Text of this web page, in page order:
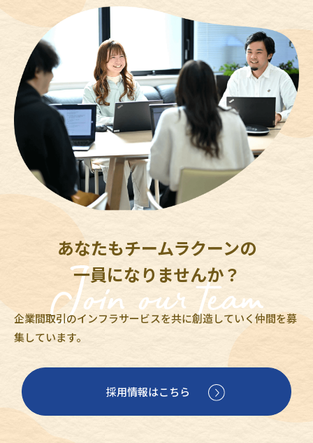
あなたもチームラクーンの
一員になりませんか？
企業間取引のインフラサービスを共に創造していく仲間を募
集しています。
採用情報はこちら